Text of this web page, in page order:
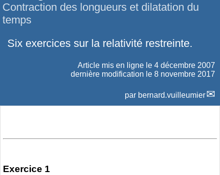
Contraction des longueurs et dilatation du
temps
Six exercices sur la relativité restreinte.
Article mis en ligne le 4 décembre 2007
dernière modification le 8 novembre 2017
par bernard.vuilleumier
Exercice 1